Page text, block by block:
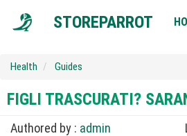
STOREPARROT
Health Guides
FIGLI TRASCURATI?
Authored by : admin